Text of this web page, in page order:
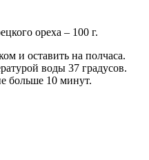
ореха – 100 г.
и оставить на полчаса.
воды 37 градусов.
больше 10 минут.